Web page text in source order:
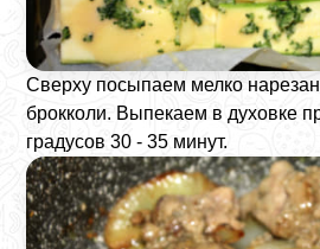
Сверху посыпаем мелко
брокколи. Выпекаем в духовке
градусов 30 - 35 минут.